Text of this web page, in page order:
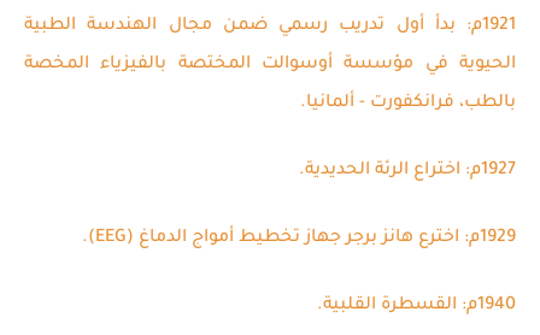
1921م: بدأ أول تدريب رسمي ضمن مجال الهندسة الطبية
الحيوية في مؤسسة أوسوالت المختصة بالفيزياء المخصة
بالطب، فرانكفورت - ألمانيا.
1927م: اختراع الرئة الحديدية.
1929م: اخترع هانز برجر جهاز تخطيط أمواج الدماغ (EEG).
1940م: القسطرة القلبية.